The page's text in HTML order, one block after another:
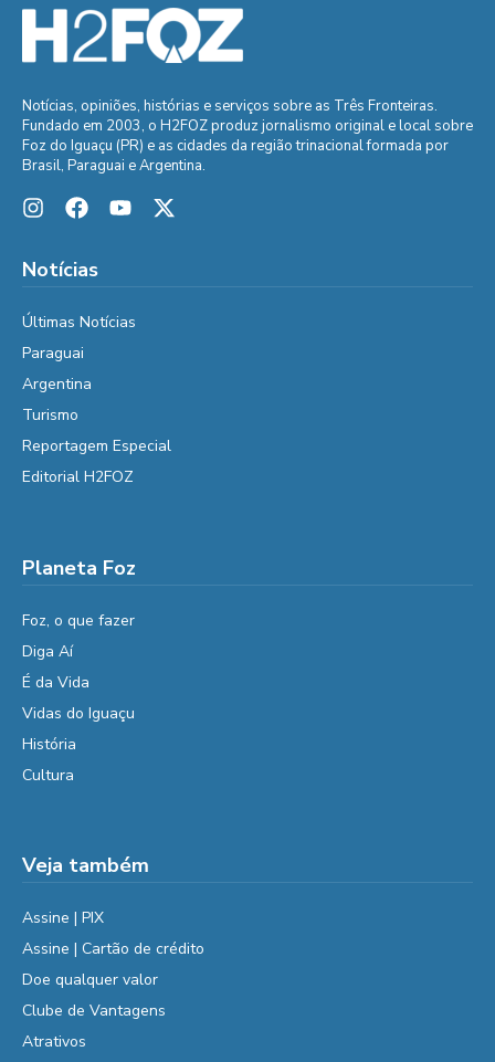
Notícias, opiniões, histórias e serviços sobre as Três Fronteiras.
Fundado em 2003, o H2FOZ produz jornalismo original e local sobre
Foz do Iguaçu (PR) e as cidades da região trinacional formada por
Brasil, Paraguai e Argentina.
Notícias
Últimas Notícias
Paraguai
Argentina
Turismo
Reportagem Especial
Editorial H2FOZ
Planeta Foz
Foz, o que fazer
Diga Aí
É da Vida
Vidas do Iguaçu
História
Cultura
Veja também
Assine | PIX
Assine | Cartão de crédito
Doe qualquer valor
Clube de Vantagens
Atrativos